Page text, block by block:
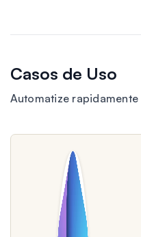
Casos de Uso
Automatize